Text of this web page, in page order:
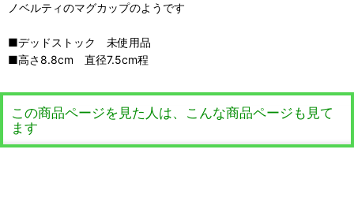
ノベルティのマグカップのようです
■デッドストック 未使用品
■高さ8.8cm 直径7.5cm程
この商品ページを見た人は、こんな商品ページも見て
ます